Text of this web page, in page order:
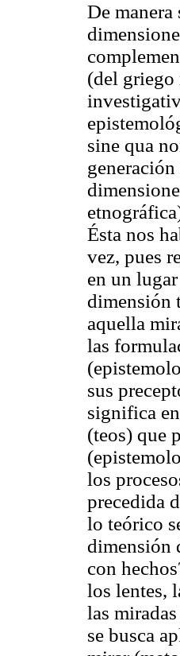
De manera
(del griego
sine qua
Ésta nos
vez, pues
en un
dimensión
aquella
las
sus
significa
(teos) que
los
precedida
lo teórico
dimensión
con
los lentes,
las
se busca